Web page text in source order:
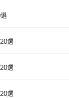
選
選
選